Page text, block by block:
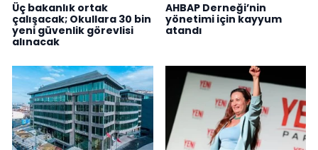
Üç bakanlık ortak
çalışacak; Okullara 30 bin
yeni güvenlik görevlisi
alınacak
AHBAP Derneği’nin
yönetimi için kayyum
atandı